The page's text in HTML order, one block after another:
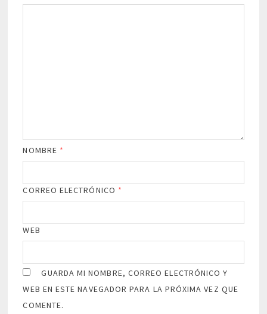
NOMBRE *
CORREO ELECTRÓNICO *
WEB
GUARDA MI NOMBRE, CORREO ELECTRÓNICO Y
WEB EN ESTE NAVEGADOR PARA LA PRÓXIMA VEZ QUE
COMENTE.